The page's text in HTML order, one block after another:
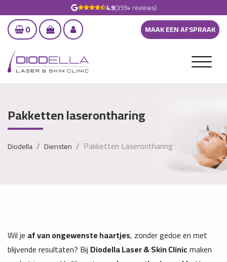
4.9(359+ reviews)
0 MAAK EEN AFSPRAAK
Pakketten laserontharing
Diodella Diensten Pakketten Laserontharing
Wil je af van ongewenste haartjes, zonder gedoe en met
blijvende resultaten? Bij Diodella Laser & Skin Clinicmaken